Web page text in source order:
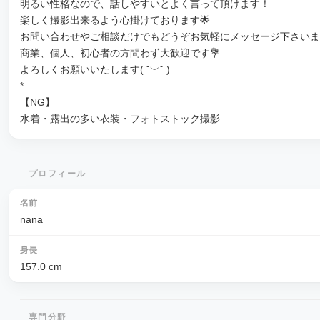
明るい性格なので、話しやすいとよく言って頂けます！
楽しく撮影出来るよう心掛けております🌟
お問い合わせやご相談だけでもどうぞお気軽にメッセージ下さい
商業、個人、初心者の方問わず大歓迎です💐
よろしくお願いいたします( ˘︶˘ )
*
【NG】
水着・露出の多い衣装・フォトストック撮影
プロフィール
名前
nana
身長
157.0 cm
専門分野